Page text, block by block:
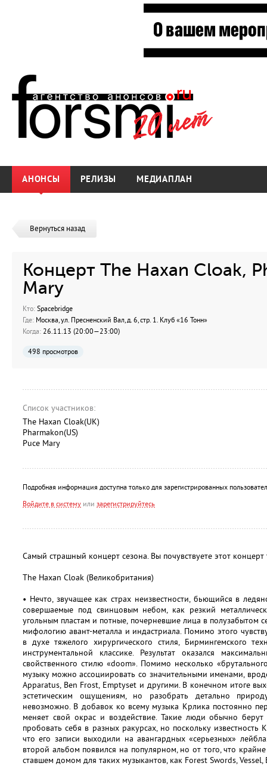
АНОНСЫ РЕЛИЗЫ МЕДИАПЛАН
Вернуться назад
Концерт The Haxan Cloak,
Mary
Кто: Spacebridge
Где: Москва, ул. Пресненский Вал, д. 6, стр. 1. Клуб «16 Тонн»
Когда: 26.11.13 (20:00—23:00)
498 просмотров
Список участников:
The Haxan Cloak(UK)
Pharmakon(US)
Puce Mary
Подробная информация доступна только для зарегистрированных
Войдите в систему или зарегистрируйтесь
Самый страшный концерт сезона. Вы почувствуете этот
The Haxan Cloak (Великобритания)
• Нечто, звучащее как страх неизвестности, бьющийся в
совершаемые под свинцовым небом, как резкий
угольным пластам и потные, почерневшие лица в полузабытом
мифологию авант-металла и индастриала. Помимо этого
в духе тяжелого хирургического стиля, Бирмингемского
инструментальной классике. Результат оказался
свойственного стилю «doom». Помимо несколько
музыку можно ассоциировать со значительными именами,
Apparatus, Ben Frost, Emptyset и другими. В конечном итоге
эстетическим ощущениям, но разобрать детально
невозможно. В добавок ко всему музыка Крлика постоянно
меняет свой окрас и воздействие. Такие люди обычно
пробовать себя в разных ракурсах, но поскольку
что его записи выходили на авангардных «серьезных»
второй альбом появился на популярном, но от того, что
ставшем домом для таких музыкантов, как Forest Swords,